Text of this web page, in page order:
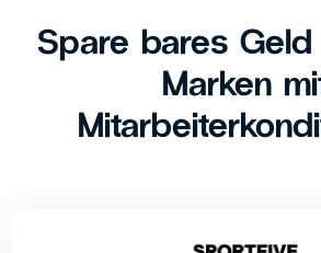
Spare bares
Marken